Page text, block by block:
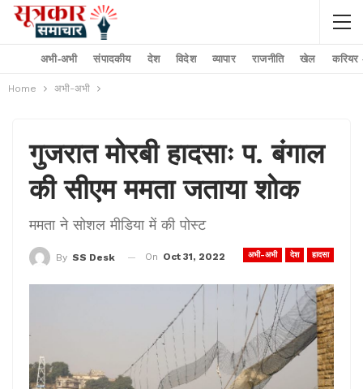
अभी-अभी संपादकीय देश विदेश व्यापार राजनीति खेल करियर
Home अभी-अभी
गुजरात मोरबी हादसाः प. बंगाल
की सीएम ममता जताया शोक
ममता ने सोशल मीडिया में की पोस्ट
अभी-अभी देश हादसा
By SS Desk On Oct 31, 2022